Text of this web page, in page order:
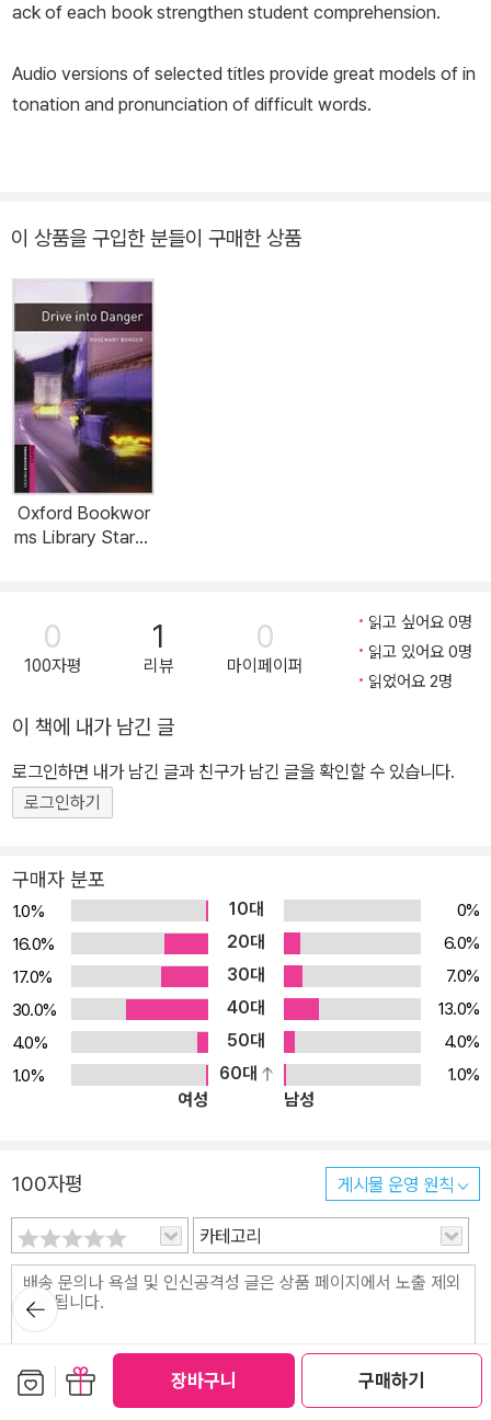
장바구니 구매하기
ack of each book strengthen student comprehension.
Audio versions of selected titles provide great models of in
tonation and pronunciation of difficult words.
이 상품을 구입한 분들이 구매한 상품
Oxford Bookwor
ms Library Starte
0
100자평
1
리뷰
0
마이페이퍼
읽고 싶어요 0명
읽고 있어요 0명
읽었어요 2명
이 책에 내가 남긴 글
로그인하면 내가 남긴 글과 친구가 남긴 글을 확인할 수 있습니다.
로그인하기
구매자 분포
1.0% 10대
0%
16.0%
20대
6.0%
17.0%
30대
7.0%
30.0%
40대
13.0%
4.0%
50대
4.0%
1.0%
60대
1.0%
여성
남성
100자평 게시물 운영 원칙
카테고리
/280byte (한글 140자 이내)
뒤로가
기